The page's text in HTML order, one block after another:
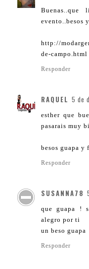
Buenas..que
evento..besos
http://
de-campo.html
Responder
RAQUEL 5 de
esther que
pasarais muy
besos guapa y
Responder
SUSANNA78
que guapa !
alegro por ti
un beso guapa
Responder